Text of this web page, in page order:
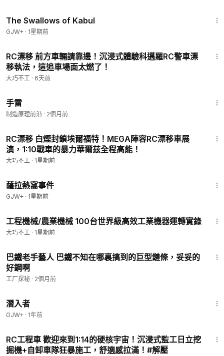
The Swallows of Kabul
GJW+ · 1星期前
RC漂移 前方車輛請靠邊！沉浸式體驗科邁羅RC警車漂
移執法，這追車場面太燃了！
大巧不工 · 6天前
手雷
制造原理前沿 · 2個月前
RC漂移 白煙封鎖埃爾福特！MEGA陣容RC漂移車展
演，1:10戰車的暴力華爾茲全程高能！
大巧不工 · 1星期前
薩拉熱窩事件
GJW+ · 1星期前
工程機械/農業機械 100台世界級高效工業機器運轉實錄
大巧不工 · 1星期前
巴鐵老手藝人 巴鐵不知在哪裏搞到的巨型鏈條，妥妥的
好鋼啊
工厂探秘 · 2個月前
潛入者
GJW+ · 1年前
RC工程車 歡迎來到1:14的硬核宇宙！沉浸式監工日立挖
掘機+自卸車隊狂暴施工，舒適感拉滿！#解壓